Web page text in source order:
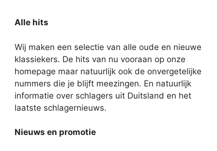
Alle hits
Wij maken een selectie van alle oude en nieuwe
klassiekers. De hits van nu vooraan op onze
homepage maar natuurlijk ook de onvergetelijke
nummers die je blijft meezingen. En natuurlijk
informatie over schlagers uit Duitsland en het
laatste schlagernieuws.
Nieuws en promotie